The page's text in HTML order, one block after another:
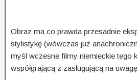
Obraz ma co prawda przesadnie
stylistykę (wówczas już
myśl wczesne filmy niemieckie tego
współgrającą z zasługującą na